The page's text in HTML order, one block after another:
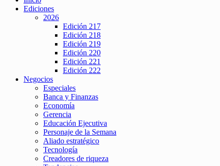
Ediciones
2026
Edición 217
Edición 218
Edición 219
Edición 220
Edición 221
Edición 222
Negocios
Especiales
Banca y Finanzas
Economía
Gerencia
Educación Ejecutiva
Personaje de la Semana
Aliado estratégico
Tecnología
Creadores de riqueza